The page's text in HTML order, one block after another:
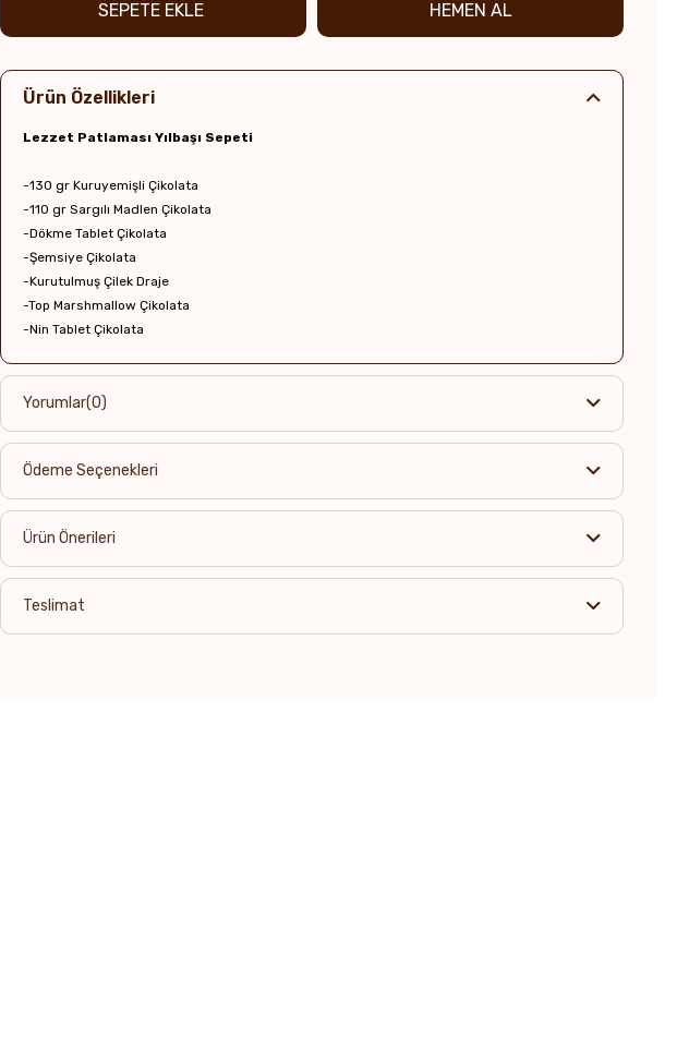
Ürün Özellikleri
Lezzet Patlaması Yılbaşı Sepeti
-130 gr Kuruyemişli Çikolata
-110 gr Sargılı Madlen Çikolata
-Dökme Tablet Çikolata
-Şemsiye Çikolata
-Kurutulmuş Çilek Draje
-Top Marshmallow Çikolata
-Nin Tablet Çikolata
Yorumlar(0)
Ödeme Seçenekleri
Ürün Önerileri
Teslimat